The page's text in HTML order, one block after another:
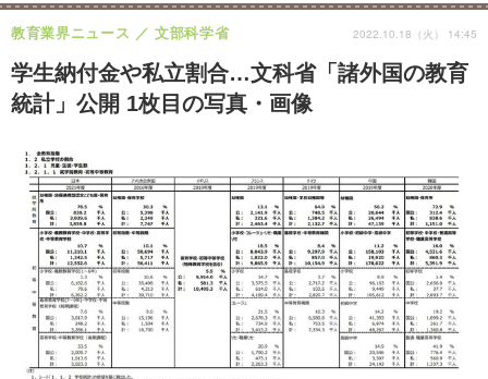
学生納付金や私立割合…文科省「諸外国の教育
統計」公開 1枚目の写真・画像
教育業界ニュース 文部科学省 2022.10.18（火） 14:45